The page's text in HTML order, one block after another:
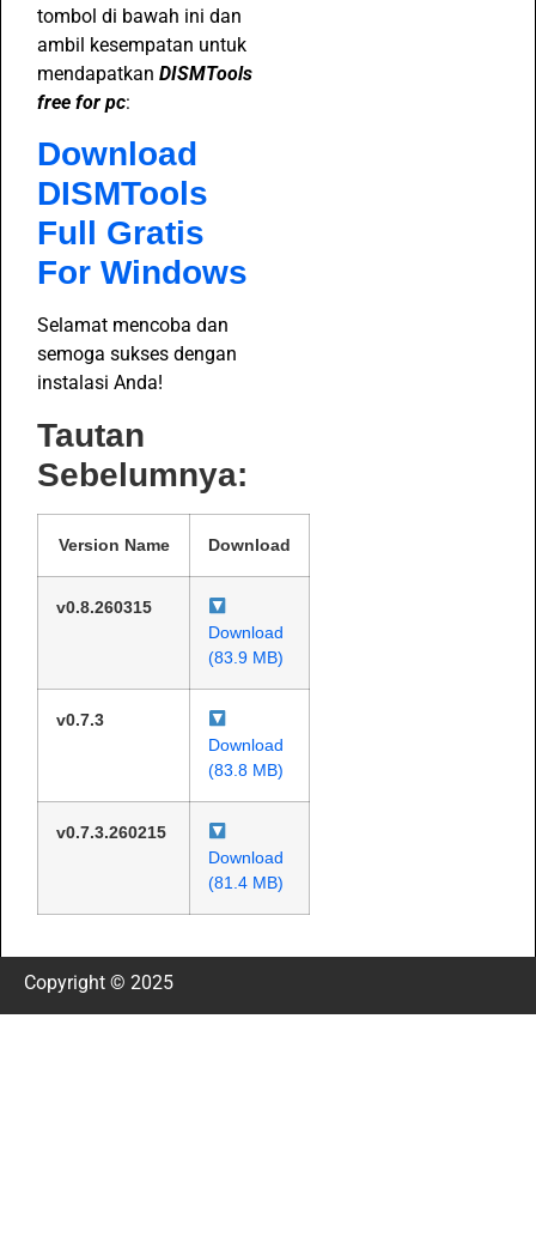
tombol di bawah ini dan
ambil kesempatan untuk
mendapatkan DISMTools
free for pc:
Download
DISMTools
Full Gratis
For Windows
Selamat mencoba dan
semoga sukses dengan
instalasi Anda!
Tautan
Sebelumnya:
Version Name Download
v0.8.260315
Download
(83.9 MB)
v0.7.3
Download
(83.8 MB)
v0.7.3.260215
Download
(81.4 MB)
Copyright © 2025